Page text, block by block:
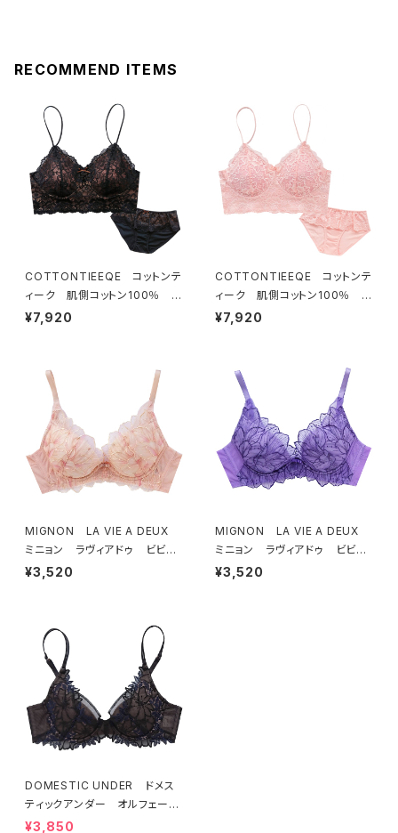
RECOMMEND ITEMS
COTTONTIEEQE コットンテ
ィーク 肌側コットン100％ ソ
フトブラ ＆ ショーツセット（ブラ
¥7,920
COTTONTIEEQE コットンテ
ィーク 肌側コットン100％ ソ
フトブラ ＆ ショーツセット（ピー
¥7,920
MIGNON LA VIE A DEUX
ミニョン ラヴィアドゥ ビビア
ーナ ブラジャー（ピーチ）M20
¥3,520
MIGNON LA VIE A DEUX
ミニョン ラヴィアドゥ ビビア
ーナ ブラジャー（ヴィオレッタ）
¥3,520
DOMESTIC UNDER ドメス
ティックアンダー オルフェーヴ
ル ブラジャー（ブラック）D225
¥3,850